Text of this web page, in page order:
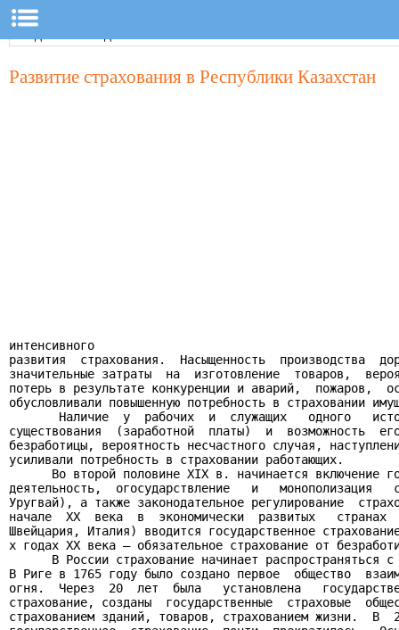
Развитие страхования в Республики Казахстан
интенсивного
развития  страхования.  Насыщенность  производства
значительные затраты  на  изготовление  товаров,
потерь в результате конкуренции и аварий,  пожаров,
обусловливали повышенную потребность в страховании
Наличие  у  рабочих  и  служащих   одного
существования  (заработной  платы)  и  возможность
безработицы, вероятность несчастного случая,
усиливали потребность в страховании работающих.
Во второй половине XIX в. начинается включение
деятельность,  огосударствление   и   монополизация
Уругвай), а также законодательное регулирование
начале  ХХ  века  в  экономически  развитых
Швейцария, Италия) вводится государственное
х годах ХХ века – обязательное страхование от
В России страхование начинает распространяться
В Риге в 1765 году было создано первое  общество
огня.  Через  20  лет  была   установлена
страхование, созданы  государственные  страховые
страхованием зданий, товаров, страхованием жизни.  В